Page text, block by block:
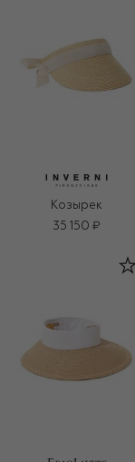
Козырек
35 150 ₽